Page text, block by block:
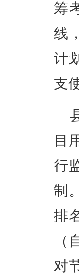
筹
线
计
支
目
行
制
排
对